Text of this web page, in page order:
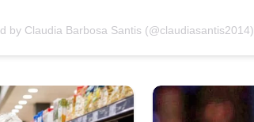
by Claudia Barbosa Santis (@claudiasantis2014)